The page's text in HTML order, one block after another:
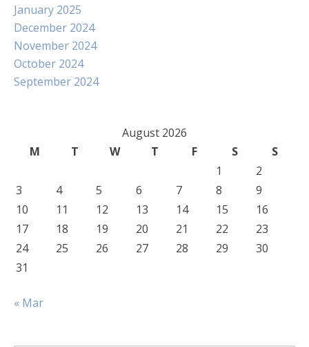
January 2025
December 2024
November 2024
October 2024
September 2024
August 2026
M
T W T F S
S
1
2
3
4 5 6 7 8
9
10
11 12 13 14 15
16
17
18 19 20 21 22
23
24
25 26 27 28 29
30
31
« Mar